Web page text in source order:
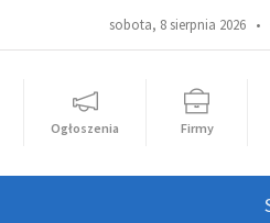
sobota, 8 sierpnia 2026 •
Ogłoszenia Firmy